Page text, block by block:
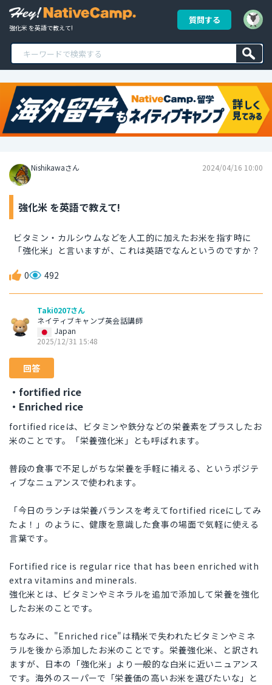
強化米 を英語で教えて!
質問する
Nishikawaさん 2024/04/16 10:00
強化米 を英語で教えて!
ビタミン・カルシウムなどを人工的に加えたお米を指す時に
「強化米」と言いますが、これは英語でなんというのですか？
0 492
Taki0207さん
ネイティブキャンプ英会話講師
Japan
2025/12/31 15:48
回答
・fortified rice
・Enriched rice
fortified riceは、ビタミンや鉄分などの栄養素をプラスしたお
米のことです。「栄養強化米」とも呼ばれます。
普段の食事で不足しがちな栄養を手軽に補える、というポジテ
ィブなニュアンスで使われます。
「今日のランチは栄養バランスを考えてfortified riceにしてみ
たよ！」のように、健康を意識した食事の場面で気軽に使える
言葉です。
Fortified rice is regular rice that has been enriched with
extra vitamins and minerals.
強化米とは、ビタミンやミネラルを追加で添加して栄養を強化
したお米のことです。
ちなみに、"Enriched rice"は精米で失われたビタミンやミネ
ラルを後から添加したお米のことです。栄養強化米、と訳され
ますが、日本の「強化米」より一般的な白米に近いニュアンス
です。海外のスーパーで「栄養価の高いお米を選びたいな」と